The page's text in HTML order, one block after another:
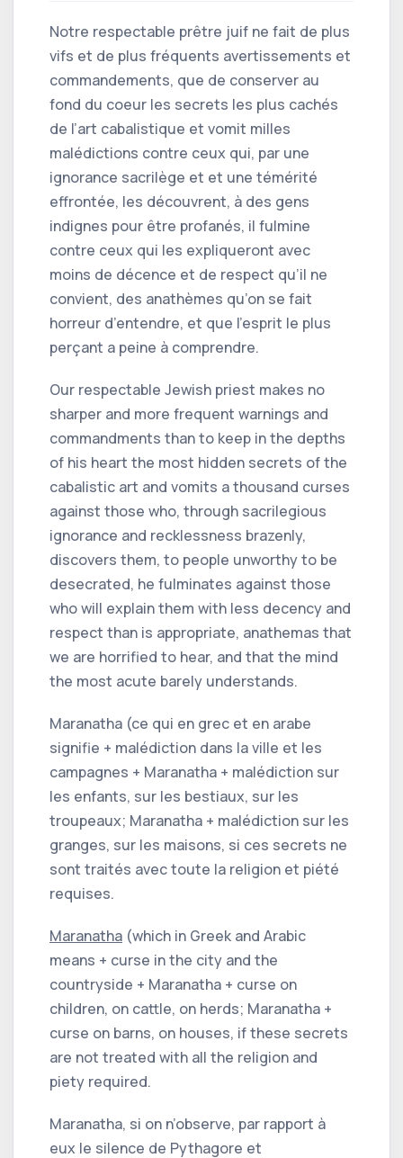
Notre respectable prêtre juif ne fait de plus
vifs et de plus fréquents avertissements et
commandements, que de conserver au
fond du coeur les secrets les plus cachés
de l’art cabalistique et vomit milles
malédictions contre ceux qui, par une
ignorance sacrilège et et une témérité
effrontée, les découvrent, à des gens
indignes pour être profanés, il fulmine
contre ceux qui les expliqueront avec
moins de décence et de respect qu’il ne
convient, des anathèmes qu’on se fait
horreur d’entendre, et que l’esprit le plus
perçant a peine à comprendre.
Our respectable Jewish priest makes no
sharper and more frequent warnings and
commandments than to keep in the depths
of his heart the most hidden secrets of the
cabalistic art and vomits a thousand curses
against those who, through sacrilegious
ignorance and recklessness brazenly,
discovers them, to people unworthy to be
desecrated, he fulminates against those
who will explain them with less decency and
respect than is appropriate, anathemas that
we are horrified to hear, and that the mind
the most acute barely understands.
Maranatha (ce qui en grec et en arabe
signifie + malédiction dans la ville et les
campagnes + Maranatha + malédiction sur
les enfants, sur les bestiaux, sur les
troupeaux; Maranatha + malédiction sur les
granges, sur les maisons, si ces secrets ne
sont traités avec toute la religion et piété
requises.
Maranatha (which in Greek and Arabic
means + curse in the city and the
countryside + Maranatha + curse on
children, on cattle, on herds; Maranatha +
curse on barns, on houses, if these secrets
are not treated with all the religion and
piety required.
Maranatha, si on n’observe, par rapport à
eux le silence de Pythagore et